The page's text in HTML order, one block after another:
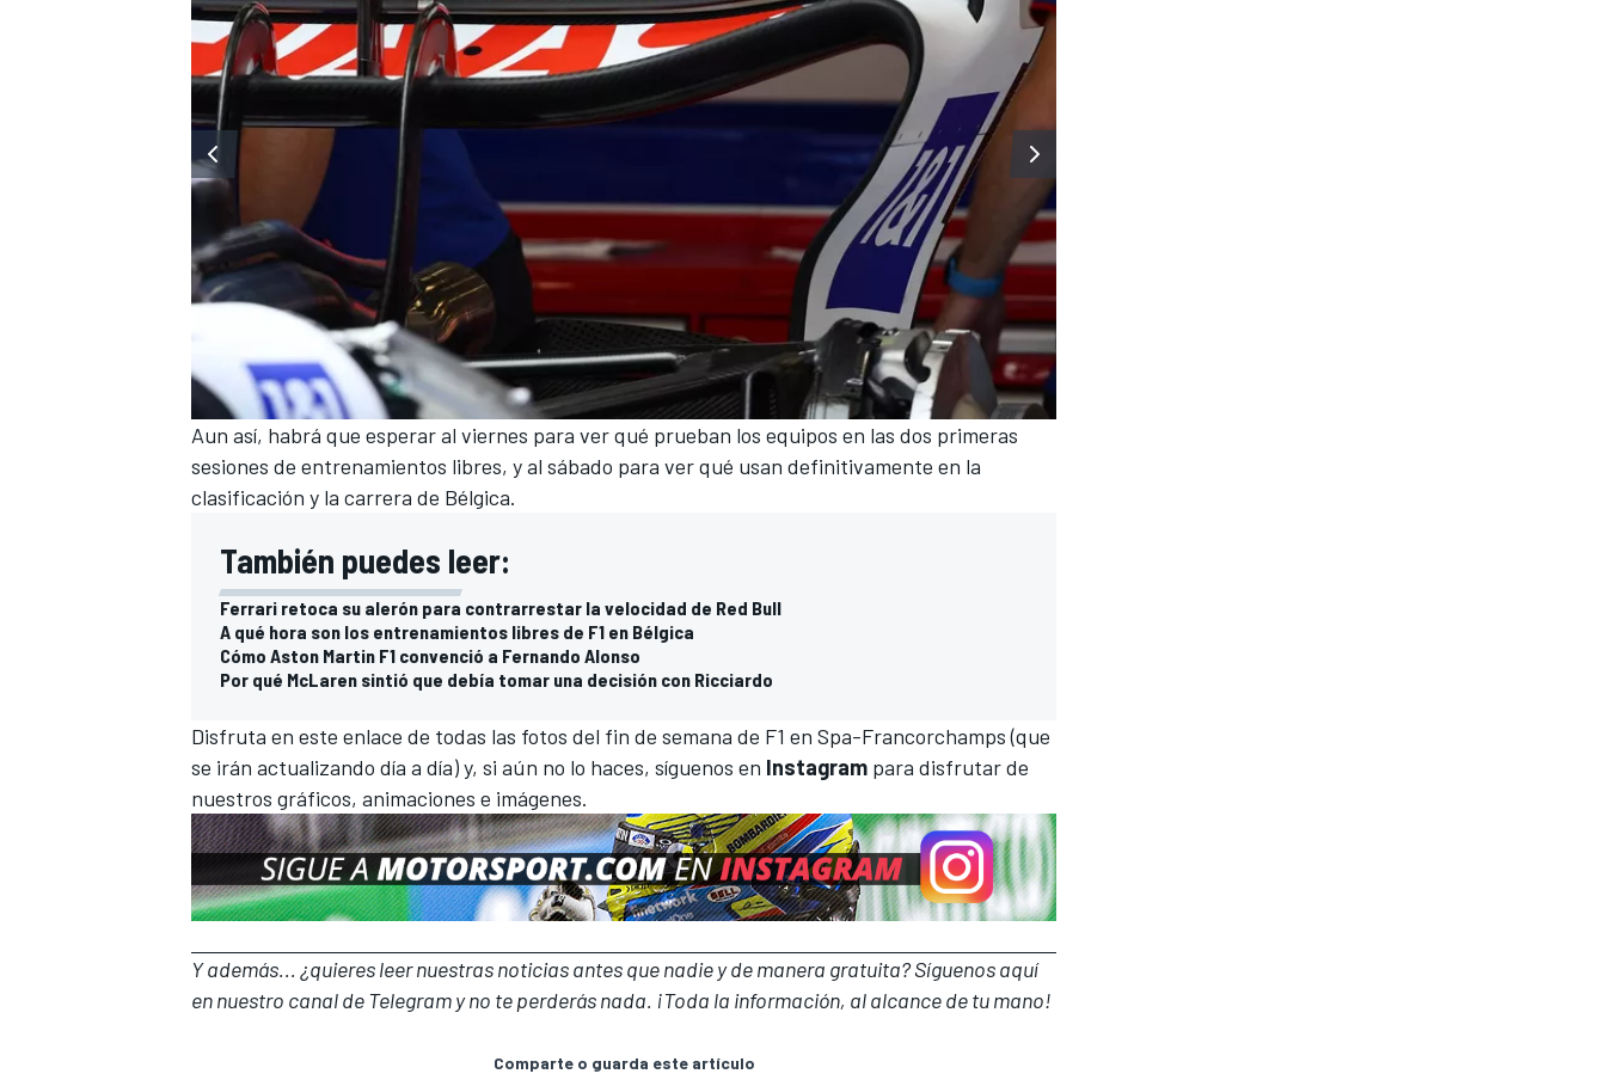
MÁS CATEGORÍAS
Aun así, habrá que esperar al viernes para ver qué prueban los equipos en las dos primeras
sesiones de entrenamientos libres, y al sábado para ver qué usan definitivamente en la
clasificación y la carrera de Bélgica.
También puedes leer:
Ferrari retoca su alerón para contrarrestar la velocidad de Red Bull
A qué hora son los entrenamientos libres de F1 en Bélgica
Cómo Aston Martin F1 convenció a Fernando Alonso
Por qué McLaren sintió que debía tomar una decisión con Ricciardo
Disfruta en este enlace de todas las fotos del fin de semana de F1 en Spa-Francorchamps(que
se irán actualizando día a día) y, si aún no lo haces, síguenos en Instagram para disfrutar de
nuestros gráficos, animaciones e imágenes.
Y además... ¿quieres leer nuestras noticias antes que nadie y de manera gratuita? Síguenosaquí
en nuestro canal de Telegramy no te perderás nada. ¡Toda la información, al alcance de tu mano!
Comparte o guarda este artículo